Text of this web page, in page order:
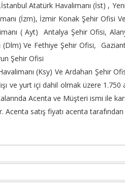
Atatürk Havalimanı (İst) ,
(İzm), İzmir Konak Şehir Ofisi
( Ayt) Antalya Şehir Ofisi,
Ve Fethiye Şehir Ofisi,
Şehir Ofisi
(Ksy) Ve Ardahan Şehir
ve yurt içi dahil olmak üzere
Acenta ve Müşteri ismi ile
Acenta satış fiyatı acenta